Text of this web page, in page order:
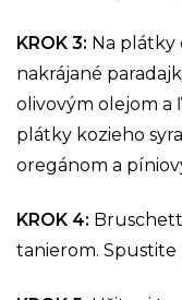
KROK 3: Na plátky
nakrájané
olivovým olejom a
plátky kozieho
oregánom a
KROK 4:
tanierom. Spustite